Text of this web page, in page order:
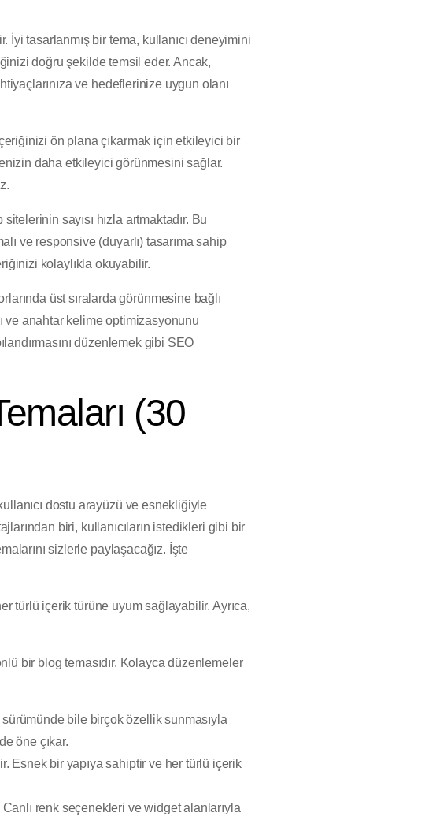
İyi tasarlanmış bir tema, kullanıcı deneyimini
doğru şekilde temsil eder. Ancak,
ve hedeflerinize uygun olanı
ön plana çıkarmak için etkileyici bir
daha etkileyici görünmesini sağlar.
sayısı hızla artmaktadır. Bu
ve responsive (duyarlı) tasarıma sahip
kolaylıkla okuyabilir.
üst sıralarda görünmesine bağlı
ve anahtar kelime optimizasyonunu
düzenlemek gibi SEO
(30
dostu arayüzü ve esnekliğiyle
biri, kullanıcıların istedikleri gibi bir
sizlerle paylaşacağız. İşte
türlü içerik türüne uyum sağlayabilir. Ayrıca,
bir blog temasıdır. Kolayca düzenlemeler
sürümünde bile birçok özellik sunmasıyla
öne çıkar.
Esnek bir yapıya sahiptir ve her türlü içerik
renk seçenekleri ve widget alanlarıyla